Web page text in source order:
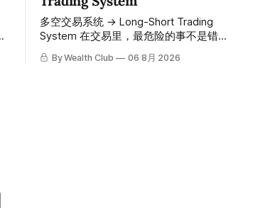
多空交易系统 → Long-Short Trading
System 在交易里，最危险的事不是错过
机会，而是在错误的信号上重仓进场。多
空交易系统真正高胜率的交易，把最高确
By Wealth Club 06 8月 2026